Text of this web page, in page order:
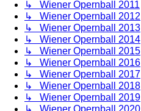
↳ Wiener Opernball 2011
↳ Wiener Opernball 2012
↳ Wiener Opernball 2013
↳ Wiener Opernball 2014
↳ Wiener Opernball 2015
↳ Wiener Opernball 2016
↳ Wiener Opernball 2017
↳ Wiener Opernball 2018
↳ Wiener Opernball 2019